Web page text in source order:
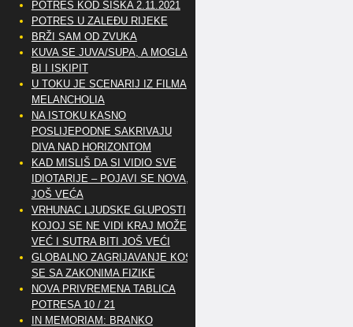
POTRES KOD SISKA 2.11.2021
POTRES U ZALEĐU RIJEKE
BRŽI SAM OD ZVUKA
KUVA SE JUVA/SUPA, A MOGLA
BI I ISKIPIT
U TOKU JE SCENARIJ IZ FILMA
MELANCHOLIA
NA ISTOKU KASNO
POSLIJEPODNE SAKRIVAJU
DIVA NAD HORIZONTOM
KAD MISLIŠ DA SI VIDIO SVE
IDIOTARIJE – POJAVI SE NOVA,..
JOŠ VEĆA
VRHUNAC LJUDSKE GLUPOSTI
KOJOJ SE NE VIDI KRAJ MOŽE
VEĆ I SUTRA BITI JOŠ VEĆI
GLOBALNO ZAGRIJAVANJE KOSI
SE SA ZAKONIMA FIZIKE
NOVA PRIVREMENA TABLICA
POTRESA 10 / 21
IN MEMORIAM: BRANKO